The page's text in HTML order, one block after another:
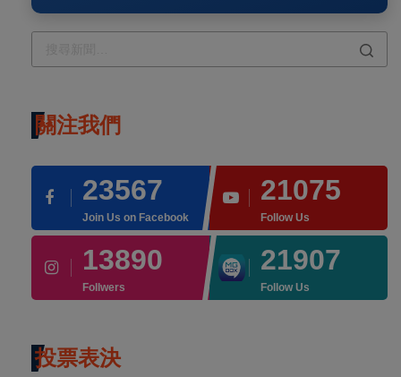
關注我們
23567
Join Us on Facebook
21075
Follow Us
13890
Follwers
21907
Follow Us
投票表決